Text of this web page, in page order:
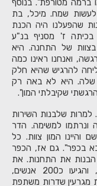
ברמה מטורפת". בנוסף
לעשות שמח. מיכל, בת
שהפעלנו היה הכנת
בכיתה ז' מסניף בנ"ע
של התחנה. היא
ואנחנו ראינו כמה
להרגיש שהיא חלק
שלה. היא לא באה רק
שקיבלתי המון".
למרות שלבנות השירות
ונרתמו למשימה. הדר
המון צוות. כל
בכפר". גם אז, הכפר
הבנות את התחנות. את
ההפנינג הבנות פרסמו בקבוצות הווצאפ, והגיעו כ200 אנשים,
מגרעין שדרות משתפת